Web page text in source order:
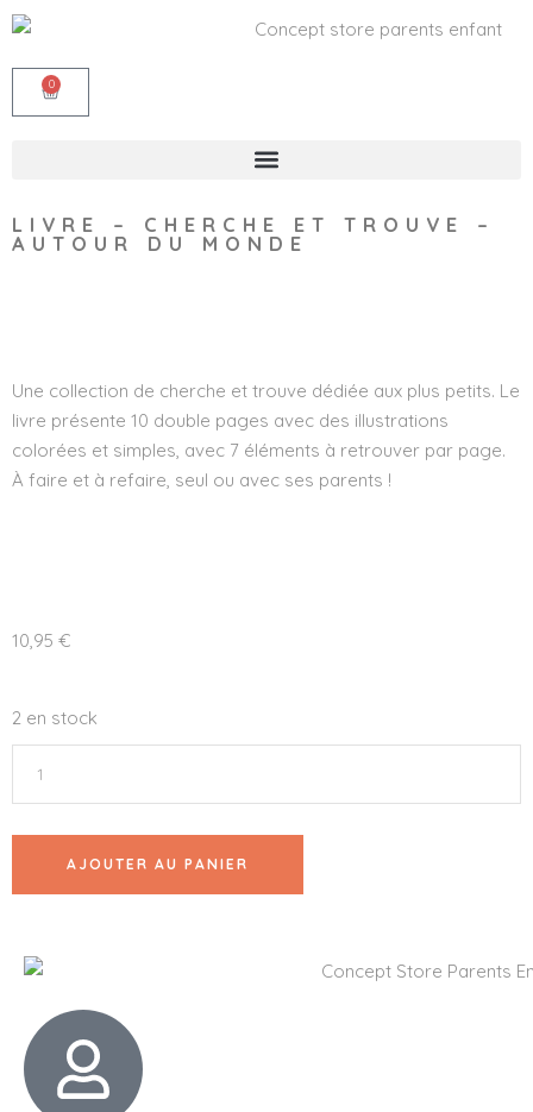
0
LIVRE – CHERCHE ET TROUVE –
AUTOUR DU MONDE
Une collection de cherche et trouve dédiée aux plus petits. Le
livre présente 10 double pages avec des illustrations
colorées et simples, avec 7 éléments à retrouver par page.
À faire et à refaire, seul ou avec ses parents !
10,95 €
2 en stock
AJOUTER AU PANIER